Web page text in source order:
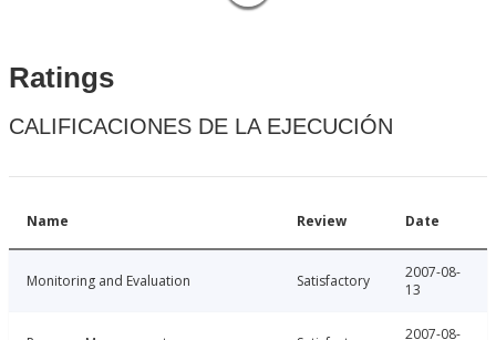
Ratings
CALIFICACIONES DE LA EJECUCIÓN
Name Review Date
Monitoring and Evaluation Satisfactory
2007-08-
13
2007-08-